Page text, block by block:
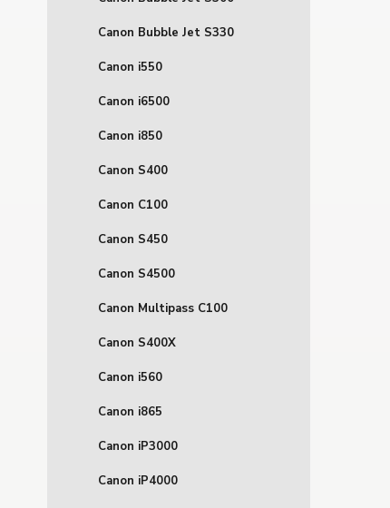
Canon Bubble Jet S330
Canon i550
Canon i6500
Canon i850
Canon S400
Canon C100
Canon S450
Canon S4500
Canon Multipass C100
Canon S400X
Canon i560
Canon i865
Canon iP3000
Canon iP4000